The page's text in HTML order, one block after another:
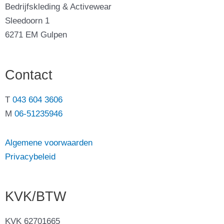
Bedrijfskleding & Activewear
Sleedoorn 1
6271 EM Gulpen
Contact
T 043 604 3606
M 06-51235946
Algemene voorwaarden
Privacybeleid
KVK/BTW
KVK 62701665